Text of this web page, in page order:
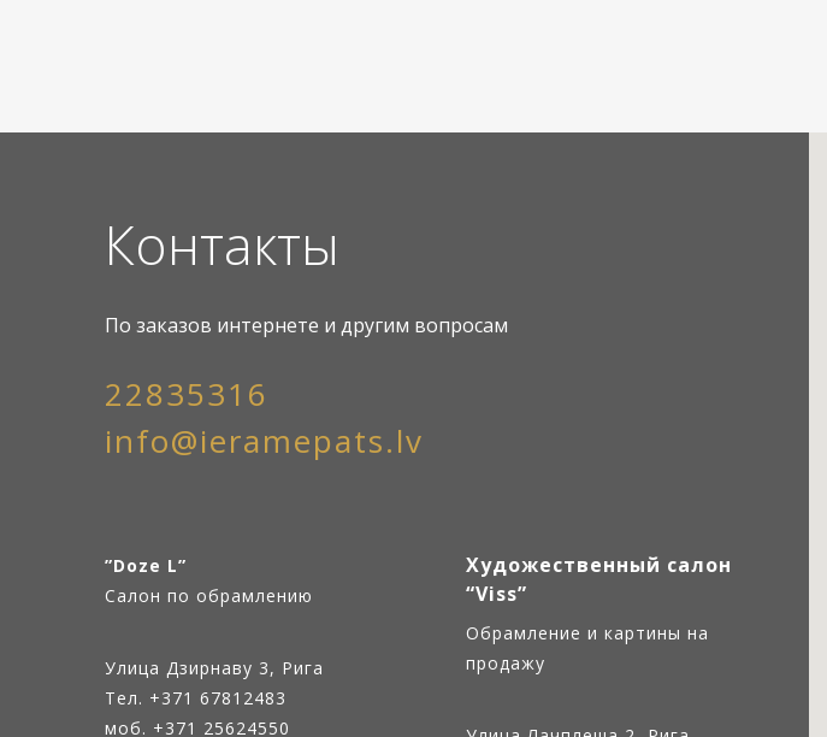
Контакты
По заказов интернете и другим вопросам
22835316
info@ieramepats.lv
”Doze L”
Салон по обрамлению
Улица Дзирнаву 3, Рига
Тел. +371 67812483
моб. +371 25624550
Художественный салон
“Viss”
Oбрамление и картины на
продажу